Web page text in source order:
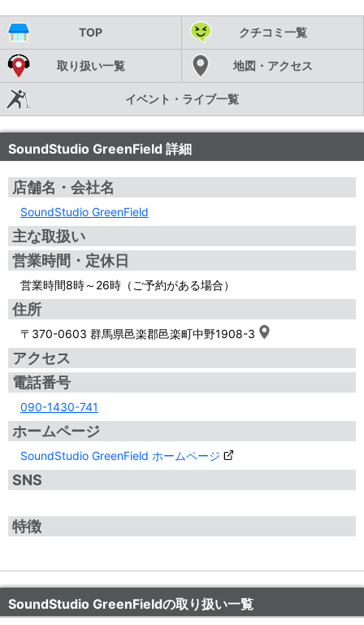
TOP クチコミ一覧
取り扱い一覧 地図・アクセス
イベント・ライブ一覧
SoundStudio GreenField 詳細
店舗名・会社名
SoundStudio GreenField
主な取扱い
営業時間・定休日
営業時間8時～26時（ご予約がある場合）
住所
〒370-0603 群馬県邑楽郡邑楽町中野1908-3
アクセス
電話番号
090-1430-741
ホームページ
SoundStudio GreenField ホームページ
SNS
特徴
SoundStudio GreenFieldの取り扱い一覧